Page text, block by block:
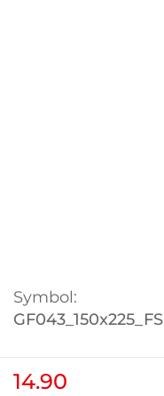
Symbol:
GF043_150x225_FS
14.90